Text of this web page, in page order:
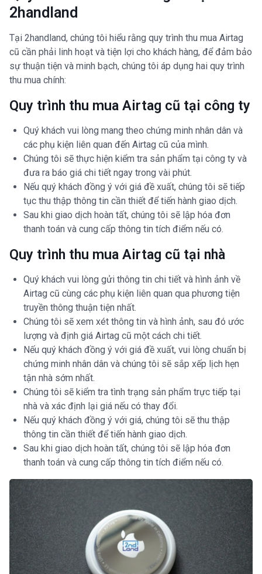
2handland
Tại 2handland, chúng tôi hiểu rằng quy trình thu mua Airtag
cũ cần phải linh hoạt và tiện lợi cho khách hàng, để đảm bảo
sự thuận tiện và minh bạch, chúng tôi áp dụng hai quy trình
thu mua chính:
Quy trình thu mua Airtag cũ tại công ty
Quý khách vui lòng mang theo chứng minh nhân dân và
các phụ kiện liên quan đến Airtag cũ của mình.
Chúng tôi sẽ thực hiện kiểm tra sản phẩm tại công ty và
đưa ra báo giá chi tiết ngay trong vài phút.
Nếu quý khách đồng ý với giá đề xuất, chúng tôi sẽ tiếp
tục thu thập thông tin cần thiết để tiến hành giao dịch.
Sau khi giao dịch hoàn tất, chúng tôi sẽ lập hóa đơn
thanh toán và cung cấp thông tin tích điểm nếu có.
Quy trình thu mua Airtag cũ tại nhà
Quý khách vui lòng gửi thông tin chi tiết và hình ảnh về
Airtag cũ cùng các phụ kiện liên quan qua phương tiện
truyền thông thuận tiện nhất.
Chúng tôi sẽ xem xét thông tin và hình ảnh, sau đó ước
lượng và định giá Airtag cũ một cách chi tiết.
Nếu quý khách đồng ý với giá đề xuất, vui lòng chuẩn bị
chứng minh nhân dân và chúng tôi sẽ sắp xếp lịch hẹn
tận nhà sớm nhất.
Chúng tôi sẽ kiểm tra tình trạng sản phẩm trực tiếp tại
nhà và xác định lại giá nếu có thay đổi.
Nếu quý khách đồng ý với giá, chúng tôi sẽ thu thập
thông tin cần thiết để tiến hành giao dịch.
Sau khi giao dịch hoàn tất, chúng tôi sẽ lập hóa đơn
thanh toán và cung cấp thông tin tích điểm nếu có.